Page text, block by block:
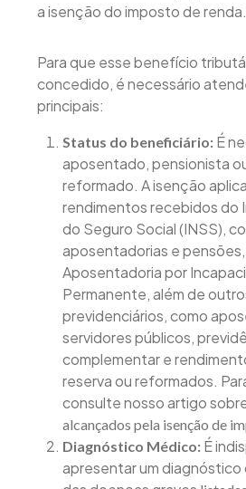
a isenção do imposto de renda.
Para que esse benefício
concedido, é necessário
principais:
Status do beneficiário: É
aposentado, pensionista
reformado. A isenção
rendimentos recebidos do
do Seguro Social (INSS),
aposentadorias e pensões,
Aposentadoria por
Permanente, além de
previdenciários, como
servidores públicos,
complementar e
reserva ou reformados.
consulte nosso artigo
alcançados pela isenção de
Diagnóstico Médico: É
apresentar um diagnóstico